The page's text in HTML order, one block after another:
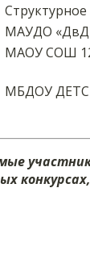
МАУДО
МАОУ СОШ
МБДОУ